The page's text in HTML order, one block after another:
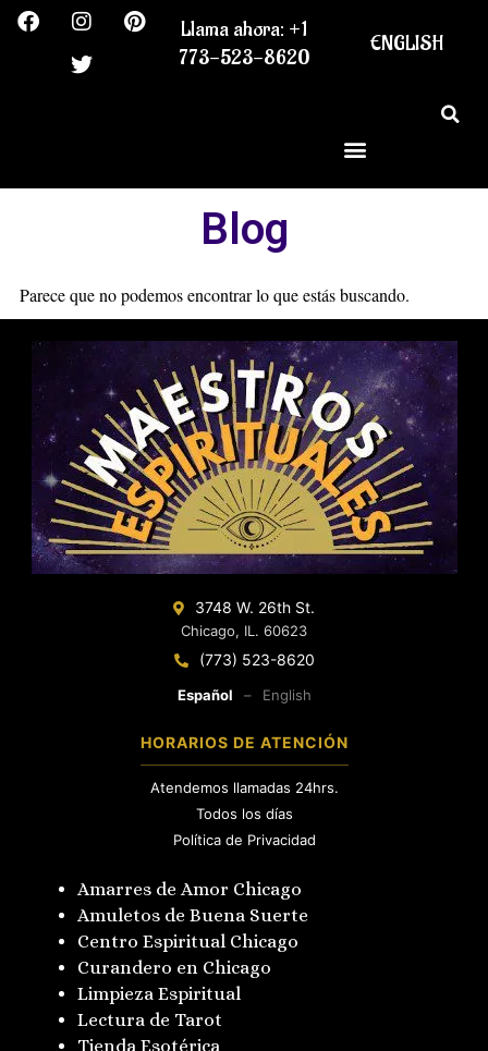
contenido
F
a
I
n
s
t
m
P
i
t
T
w
i
t
Llama ahora: +1
773-523-8620
ENGLISH
Blog
Parece que no podemos encontrar lo que estás buscando.
3748 W. 26th St.
Chicago, IL. 60623
(773) 523-8620
Español – English
HORARIOS DE ATENCIÓN
Atendemos llamadas 24hrs.
Todos los días
Política de Privacidad
Amarres de Amor Chicago
Amuletos de Buena Suerte
Centro Espiritual Chicago
Curandero en Chicago
Limpieza Espiritual
Lectura de Tarot
Tienda Esotérica